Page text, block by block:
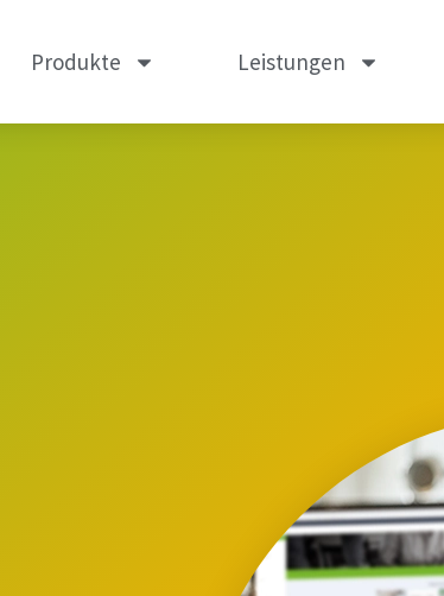
Produkte Leistungen